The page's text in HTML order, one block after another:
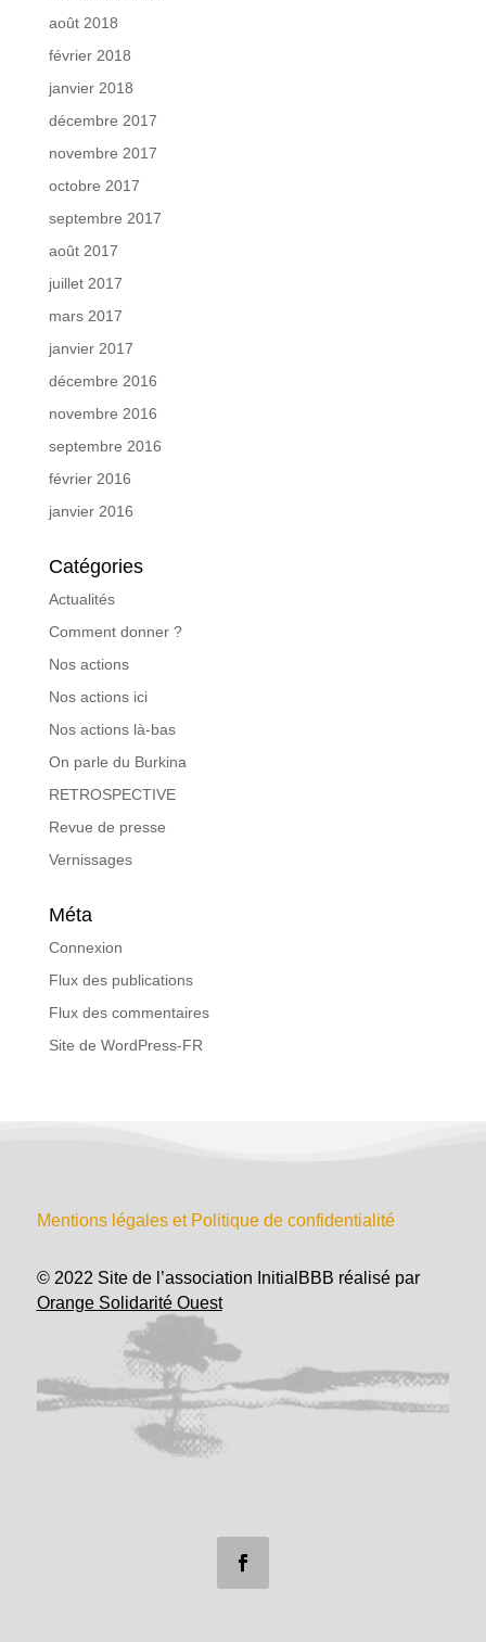
août 2018
février 2018
janvier 2018
décembre 2017
novembre 2017
octobre 2017
septembre 2017
août 2017
juillet 2017
mars 2017
janvier 2017
décembre 2016
novembre 2016
septembre 2016
février 2016
janvier 2016
Catégories
Actualités
Comment donner ?
Nos actions
Nos actions ici
Nos actions là-bas
On parle du Burkina
RETROSPECTIVE
Revue de presse
Vernissages
Méta
Connexion
Flux des publications
Flux des commentaires
Site de WordPress-FR
Mentions légales et Politique de confidentialité
© 2022 Site de l’association InitialBBB réalisé par
Orange Solidarité Ouest